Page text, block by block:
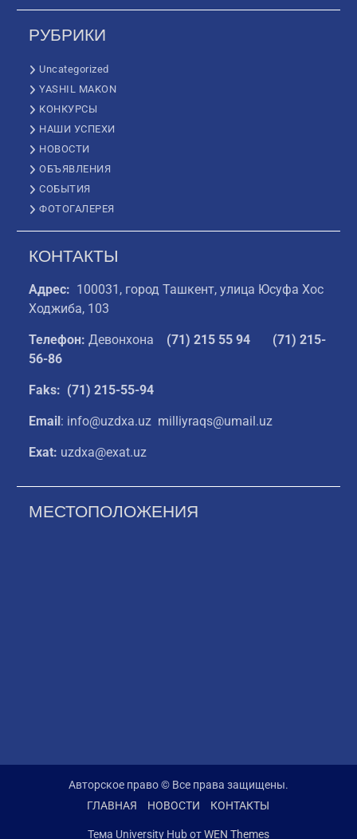
РУБРИКИ
Uncategorized
YASHIL MAKON
КОНКУРСЫ
НАШИ УСПЕХИ
НОВОСТИ
ОБЪЯВЛЕНИЯ
СОБЫТИЯ
ФОТОГАЛЕРЕЯ
КОНТАКТЫ
Адрес: 100031, город Ташкент, улица Юсуфа Хос
Ходжиба, 103
Телефон: Девонхона (71) 215 55 94
(71) 215-
56-86
Faks: (71) 215-55-94
Email: info@uzdxa.uz milliyraqs@umail.uz
Exat: uzdxa@exat.uz
МЕСТОПОЛОЖЕНИЯ
Авторское право © Все права защищены.
ГЛАВНАЯ
НОВОСТИ КОНТАКТЫ
Тема University Hub отWEN Themes